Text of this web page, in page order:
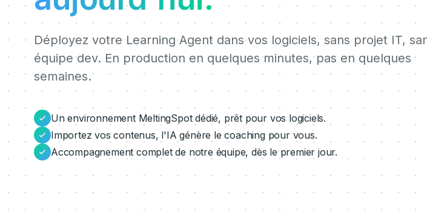
Déployez votre Learning Agent dans vos logiciels, sans projet IT,
équipe dev. En production en quelques minutes, pas en quelques
semaines.
Un environnement MeltingSpot dédié, prêt pour vos logiciels.
Importez vos contenus, l'IA génère le coaching pour vous.
Accompagnement complet de notre équipe, dès le premier jour.